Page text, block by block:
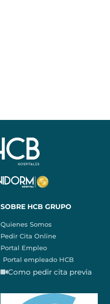
SOBRE HCB GRUPO
Quienes Somos
Pedir Cita Online
Portal Empleo
Portal empleado HCB
Como pedir cita previa